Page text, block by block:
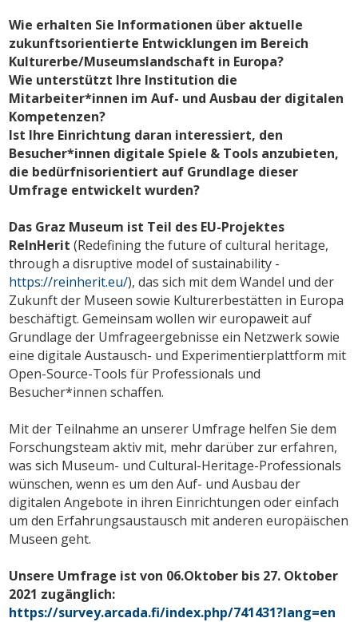
Wie erhalten Sie Informationen über aktuelle
zukunftsorientierte Entwicklungen im Bereich
Kulturerbe/Museumslandschaft in Europa?
Wie unterstützt Ihre Institution die
Mitarbeiter*innen im Auf- und Ausbau der digitalen
Kompetenzen?
Ist Ihre Einrichtung daran interessiert, den
Besucher*innen digitale Spiele & Tools anzubieten,
die bedürfnisorientiert auf Grundlage dieser
Umfrage entwickelt wurden?
Das Graz Museum ist Teil des EU-Projektes
ReInHerit (Redefining the future of cultural heritage,
through a disruptive model of sustainability -
https://reinherit.eu/), das sich mit dem Wandel und der
Zukunft der Museen sowie Kulturerbestätten in Europa
beschäftigt. Gemeinsam wollen wir europaweit auf
Grundlage der Umfrageergebnisse ein Netzwerk sowie
eine digitale Austausch- und Experimentierplattform mit
Open-Source-Tools für Professionals und
Besucher*innen schaffen.
Mit der Teilnahme an unserer Umfrage helfen Sie dem
Forschungsteam aktiv mit, mehr darüber zur erfahren,
was sich Museum- und Cultural-Heritage-Professionals
wünschen, wenn es um den Auf- und Ausbau der
digitalen Angebote in ihren Einrichtungen oder einfach
um den Erfahrungsaustausch mit anderen europäischen
Museen geht.
Unsere Umfrage ist von 06.Oktober bis 27. Oktober
2021 zugänglich:
https://survey.arcada.fi/index.php/741431?lang=en